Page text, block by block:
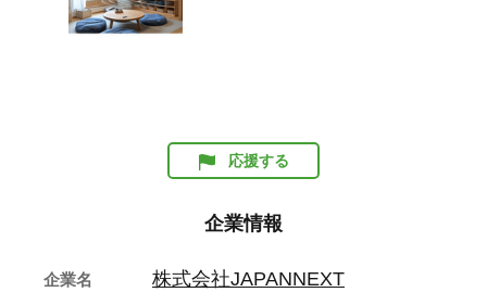
応援する
企業情報
企業名 株式会社JAPANNEXT